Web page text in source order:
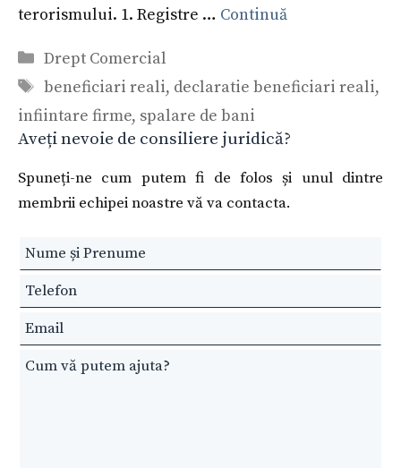
terorismului. 1. Registre … Continuă
Categorii
Drept Comercial
Etichete
beneficiari reali, declaratie beneficiari reali,
infiintare firme, spalare de bani
Aveți nevoie de consiliere juridică?
Spuneți-ne cum putem fi de folos și unul dintre
membrii echipei noastre vă va contacta.
Leave
this
field
blank